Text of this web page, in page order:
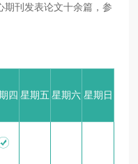
期刊发表论文十余篇，参
四 星期五 星期六 星期日